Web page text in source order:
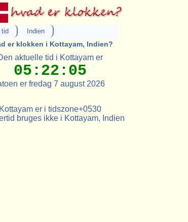
tid Indien
er klokken i Kottayam, Indien?
aktuelle tid i Kottayam er
05:22:05
er fredag 7 august 2026
Kottayam er i tidszone+0530
bruges ikke i Kottayam, Indien